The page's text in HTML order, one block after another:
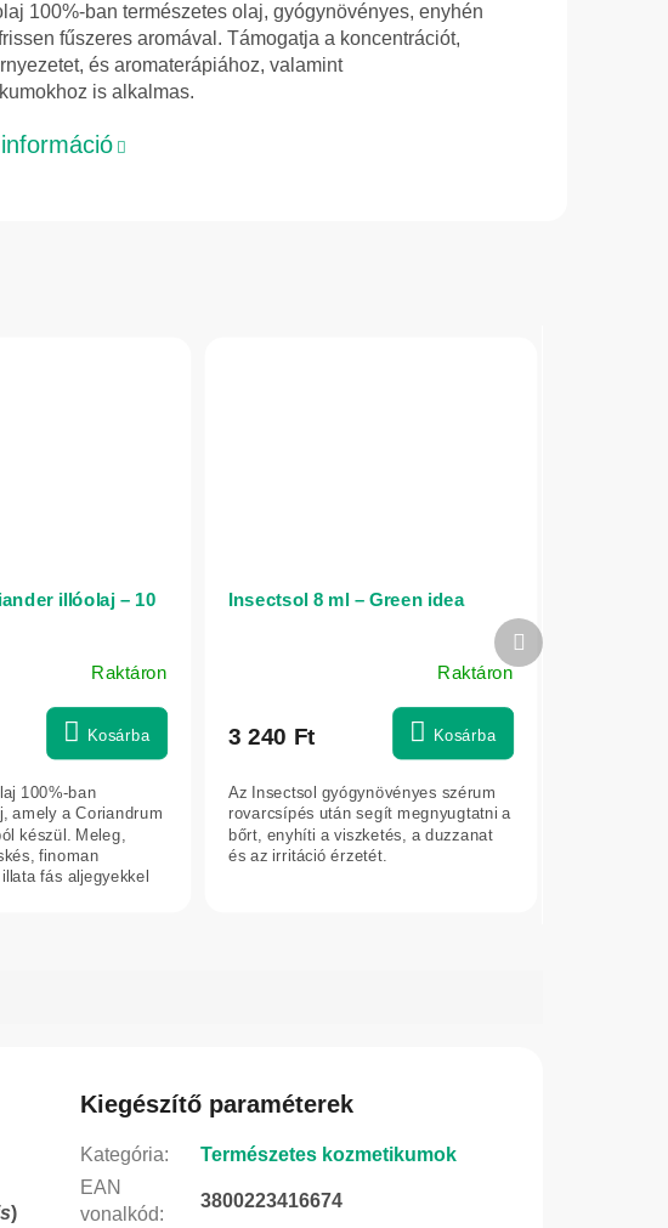
100%-ban természetes olaj, gyógynövényes, enyhén
fűszeres aromával. Támogatja a koncentrációt,
és aromaterápiához, valamint
is alkalmas.
illóolaj – 10
Raktáron
Kosárba
100%-ban
amely a Coriandrum
készül. Meleg,
finoman
fás aljegyekkel
Insectsol 8 ml – Green idea
Raktáron
3 240 Ft Kosárba
Az Insectsol gyógynövényes szérum
rovarcsípés után segít megnyugtatni a
bőrt, enyhíti a viszketés, a duzzanat
és az irritáció érzetét.
Következő
termék
)
Kiegészítő paraméterek
Kategória:
Természetes kozmetikumok
EAN
vonalkód:
3800223416674